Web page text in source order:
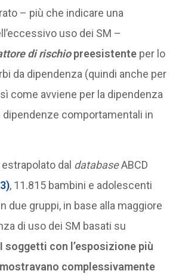
– più che indicare una
uso dei SM –
di rischiopreesistente per lo
da dipendenza (quindi anche per
come avviene per la dipendenza
dipendenze comportamentali in
dal databaseABCD
, 11.815 bambini e adolescenti
due gruppi, in base alla maggiore
di uso dei SM basati su
I soggetti con l’esposizione più
complessivamente